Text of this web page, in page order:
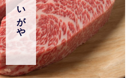
いがや